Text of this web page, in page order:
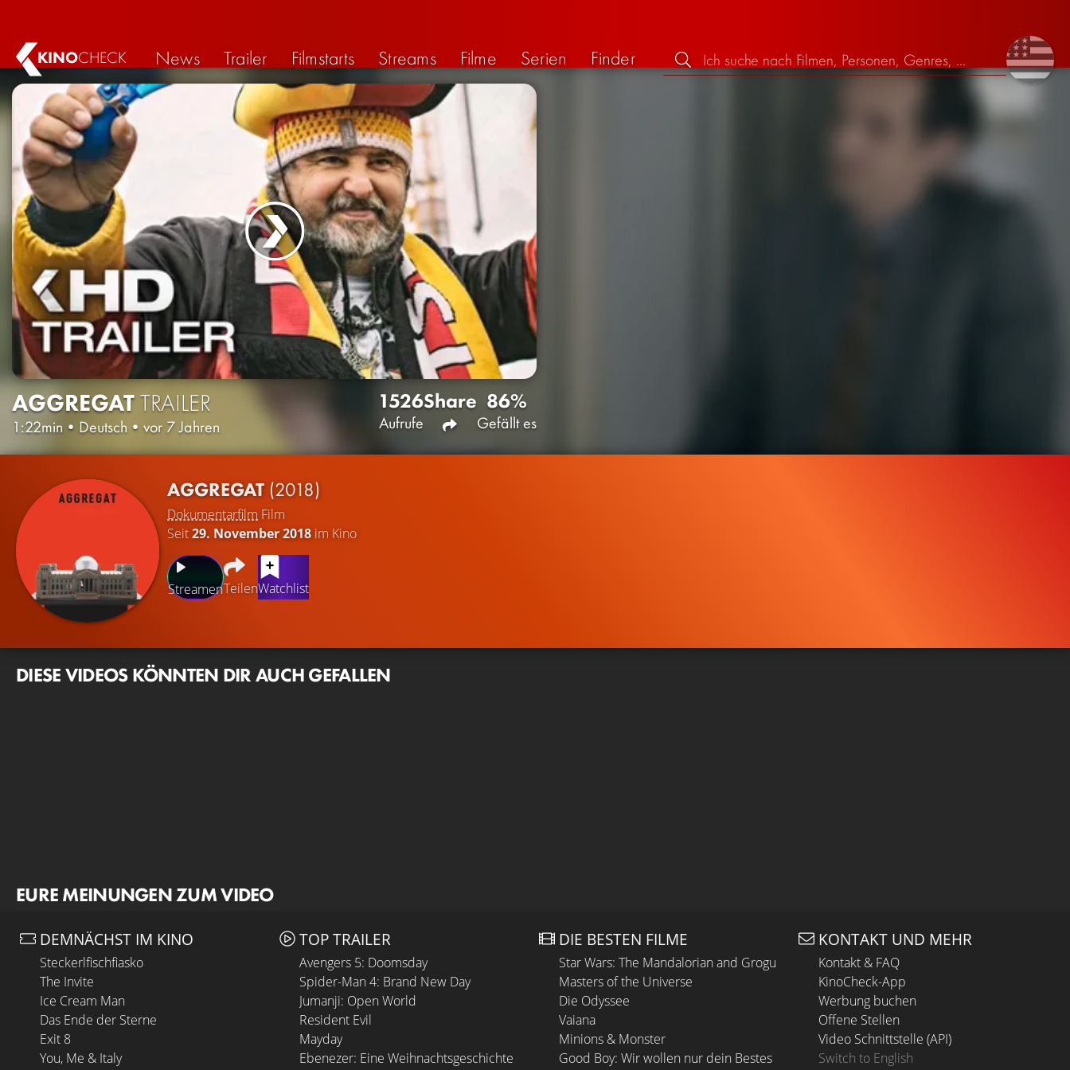
KINOCHECK News Trailer Filmstarts Streams Filme Serien Finder
AGGREGATTRAILER
1:22min • Deutsch • vor 7 Jahren
1526
Aufrufe
Share 86%
Gefällt es
AGGREGAT (2018)
Dokumentarfilm Film
Seit29. November 2018im Kino
StreamenTeilenWatchlist
DIESE VIDEOS KÖNNTEN DIR AUCH GEFALLEN
EURE MEINUNGEN ZUM VIDEO
DEMNÄCHST IM KINO
Steckerlfischfiasko
The Invite
Ice Cream Man
Das Ende der Sterne
Exit 8
You, Me & Italy
TOP TRAILER
Avengers 5: Doomsday
Spider-Man 4: Brand New Day
Jumanji: Open World
Resident Evil
Mayday
Ebenezer: Eine Weihnachtsgeschichte
DIE BESTEN FILME
Star Wars: The Mandalorian and Grogu
Masters of the Universe
Die Odyssee
Vaiana
Minions & Monster
Good Boy: Wir wollen nur dein Bestes
KONTAKT UND MEHR
Kontakt & FAQ
KinoCheck-App
Werbung buchen
Offene Stellen
Video Schnittstelle (API)
Switch to English